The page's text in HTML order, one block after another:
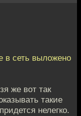
в сеть выложено
же вот так
такие
нелегко.